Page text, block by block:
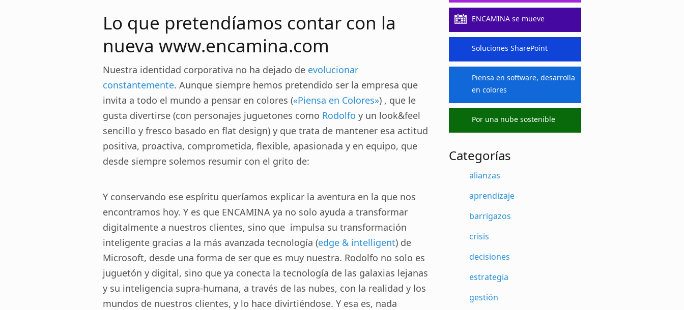
Lo que pretendíamos contar con la
nueva www.encamina.com
Nuestra identidad corporativa no ha dejado de evolucionar
constantemente. Aunque siempre hemos pretendido ser la empresa que
invita a todo el mundo a pensar en colores («Piensa en Colores») , que le
gusta divertirse (con personajes juguetones como Rodolfo y un look&feel
sencillo y fresco basado en flat design) y que trata de mantener esa actitud
positiva, proactiva, comprometida, flexible, apasionada y en equipo, que
desde siempre solemos resumir con el grito de:
Y conservando ese espíritu queríamos explicar la aventura en la que nos
encontramos hoy. Y es que ENCAMINA ya no solo ayuda a transformar
digitalmente a nuestros clientes, sino que impulsa su transformación
inteligente gracias a la más avanzada tecnología (edge & intelligent) de
Microsoft, desde una forma de ser que es muy nuestra. Rodolfo no solo es
juguetón y digital, sino que ya conecta la tecnología de las galaxias lejanas
y su inteligencia supra-humana, a través de las nubes, con la realidad y los
mundos de nuestros clientes, y lo hace divirtiéndose. Y esa es, nada
ENCAMINA se mueve
Soluciones SharePoint
Piensa en software, desarrolla
en colores
Por una nube sostenible
Categorías
alianzas
aprendizaje
barrigazos
crisis
decisiones
estrategia
gestión